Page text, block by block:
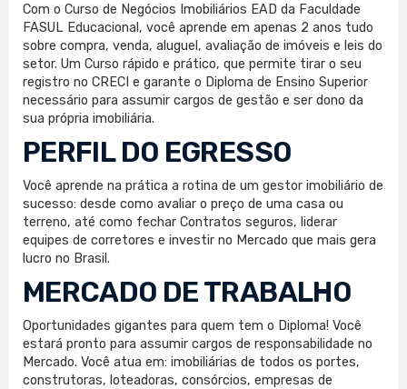
Com o Curso de Negócios Imobiliários EAD da Faculdade
FASUL Educacional, você aprende em apenas 2 anos tudo
sobre compra, venda, aluguel, avaliação de imóveis e leis do
setor. Um Curso rápido e prático, que permite tirar o seu
registro no CRECI e garante o Diploma de Ensino Superior
necessário para assumir cargos de gestão e ser dono da
sua própria imobiliária.
PERFIL DO EGRESSO
Você aprende na prática a rotina de um gestor imobiliário de
sucesso: desde como avaliar o preço de uma casa ou
terreno, até como fechar Contratos seguros, liderar
equipes de corretores e investir no Mercado que mais gera
lucro no Brasil.
MERCADO DE TRABALHO
Oportunidades gigantes para quem tem o Diploma! Você
estará pronto para assumir cargos de responsabilidade no
Mercado. Você atua em: imobiliárias de todos os portes,
construtoras, loteadoras, consórcios, empresas de